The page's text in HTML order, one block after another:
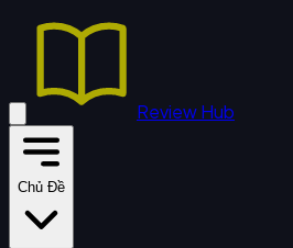
Review Hub
Chủ Đề